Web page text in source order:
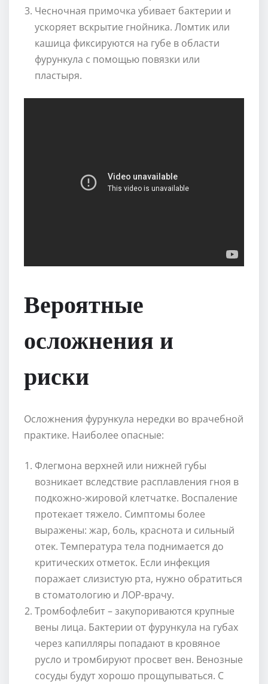
Чесночная примочка убивает бактерии и
ускоряет вскрытие гнойника. Ломтик или
кашица фиксируются на губе в области
фурункула с помощью повязки или
пластыря.
Вероятные
осложнения и
риски
Осложнения фурункула нередки во врачебной
практике. Наиболее опасные:
Флегмона верхней или нижней губы
возникает вследствие расплавления гноя в
подкожно-жировой клетчатке. Воспаление
протекает тяжело. Симптомы более
выражены: жар, боль, краснота и сильный
отек. Температура тела поднимается до
критических отметок. Если инфекция
поражает слизистую рта, нужно обратиться
в стоматологию и ЛОР-врачу.
Тромбофлебит – закупориваются крупные
вены лица. Бактерии от фурункула на губах
через капилляры попадают в кровяное
русло и тромбируют просвет вен. Венозные
сосуды будут хорошо прощупываться. С